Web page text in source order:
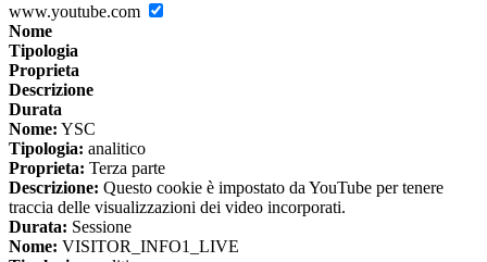
www.youtube.com
Nome
Tipologia
Proprieta
Descrizione
Durata
Nome: YSC
Tipologia: analitico
Proprieta: Terza parte
Descrizione: Questo cookie è impostato da YouTube per tenere
traccia delle visualizzazioni dei video incorporati.
Durata: Sessione
Nome: VISITOR_INFO1_LIVE